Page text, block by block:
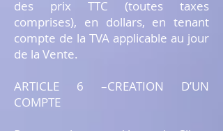
des prix TTC (toutes taxes
comprises), en dollars, en tenant
compte de la TVA applicable au jour
de la Vente.
ARTICLE 6 –CREATION D’UN
COMPTE